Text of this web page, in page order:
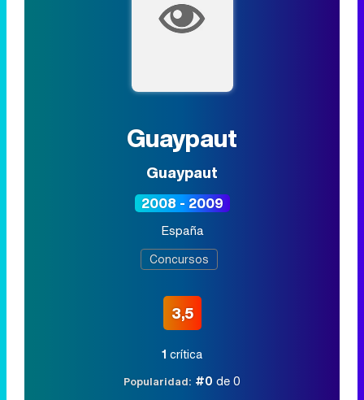
Guaypaut
Guaypaut
2008 - 2009
España
Concursos
3,5
1 crítica
Popularidad: #0 de 0